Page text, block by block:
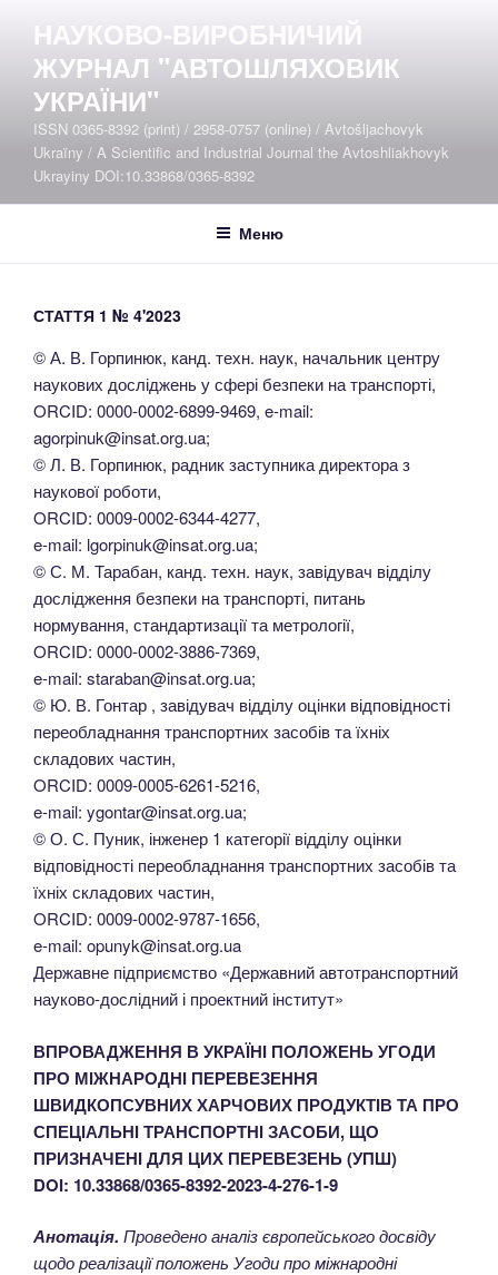
вмісту
НАУКОВО-ВИРОБНИЧИЙ
ЖУРНАЛ "АВТОШЛЯХОВИК
УКРАЇНИ"
ISSN 0365-8392 (print) / 2958-0757 (online) / Avtošljachovyk
Ukraïny / A Scientific and Industrial Journal the Avtoshliakhovyk
Ukrayiny DOI:10.33868/0365-8392
Меню
СТАТТЯ 1 № 4'2023
© А. В. Горпинюк, канд. техн. наук, начальник центру
наукових досліджень у сфері безпеки на транспорті,
ORCID: 0000-0002-6899-9469, e-mail:
agorpinuk@insat.org.ua;
© Л. В. Горпинюк, радник заступника директора з
наукової роботи,
ORCID: 0009-0002-6344-4277,
e-mail: lgorpinuk@insat.org.ua;
© С. М. Тарабан, канд. техн. наук, завідувач відділу
дослідження безпеки на транспорті, питань
нормування, стандартизації та метрології,
ORCID: 0000-0002-3886-7369,
e-mail: staraban@insat.org.ua;
© Ю. В. Гонтар , завідувач відділу оцінки відповідності
переобладнання транспортних засобів та їхніх
складових частин,
ORCID: 0009-0005-6261-5216,
e-mail: ygontar@insat.org.ua;
© О. С. Пуник, інженер 1 категорії відділу оцінки
відповідності переобладнання транспортних засобів та
їхніх складових частин,
ORCID: 0009-0002-9787-1656,
e-mail: opunyk@insat.org.ua
Державне підприємство «Державний автотранспортний
науково-дослідний і проектний інститут»
ВПРОВАДЖЕННЯ В УКРАЇНІ ПОЛОЖЕНЬ УГОДИ
ПРО МІЖНАРОДНІ ПЕРЕВЕЗЕННЯ
ШВИДКОПСУВНИХ ХАРЧОВИХ ПРОДУКТІВ ТА ПРО
СПЕЦІАЛЬНІ ТРАНСПОРТНІ ЗАСОБИ, ЩО
ПРИЗНАЧЕНІ ДЛЯ ЦИХ ПЕРЕВЕЗЕНЬ (УПШ)
DOI: 10.33868/0365-8392-2023-4-276-1-9
Анотація. Проведено аналіз європейського досвіду
щодо реалізації положень Угоди про міжнародні